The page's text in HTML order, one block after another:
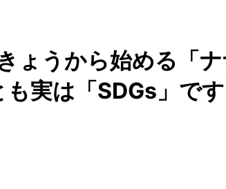
ょうから始める「
実は「SDGs」です